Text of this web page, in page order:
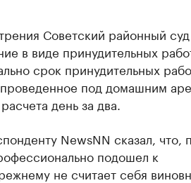
Советский районный суд
в виде принудительных
срок принудительных
под домашним
день за два.
NewsNN сказал, что,
подошел к
не считает себя